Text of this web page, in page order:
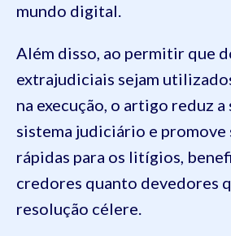
mundo digital.
Além disso, ao permitir que
extrajudiciais sejam
na execução, o artigo reduz
sistema judiciário e promove
rápidas para os litígios,
credores quanto devedores
resolução célere.